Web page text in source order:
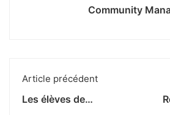
Community
Article précédent
Les élèves de